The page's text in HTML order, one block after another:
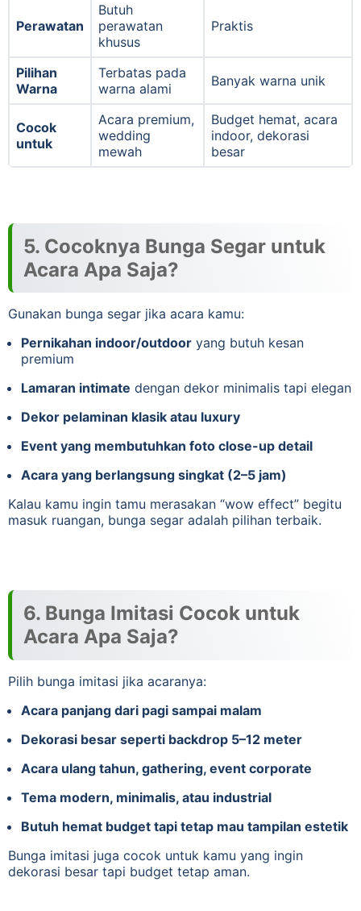
Perawatan
Butuh
perawatan
khusus
Praktis
Pilihan
Warna
Terbatas pada
warna alami
Banyak warna unik
Cocok
untuk
Acara premium,
wedding
mewah
Budget hemat, acara
indoor, dekorasi
besar
5. Cocoknya Bunga Segar untuk
Acara Apa Saja?
Gunakan bunga segar jika acara kamu:
Pernikahan indoor/outdoor yang butuh kesan
premium
Lamaran intimate dengan dekor minimalis tapi elegan
Dekor pelaminan klasik atau luxury
Event yang membutuhkan foto close-up detail
Acara yang berlangsung singkat (2–5 jam)
Kalau kamu ingin tamu merasakan “wow effect” begitu
masuk ruangan, bunga segar adalah pilihan terbaik.
6. Bunga Imitasi Cocok untuk
Acara Apa Saja?
Pilih bunga imitasi jika acaranya:
Acara panjang dari pagi sampai malam
Dekorasi besar seperti backdrop 5–12 meter
Acara ulang tahun, gathering, event corporate
Tema modern, minimalis, atau industrial
Butuh hemat budget tapi tetap mau tampilan estetik
Bunga imitasi juga cocok untuk kamu yang ingin
dekorasi besar tapi budget tetap aman.